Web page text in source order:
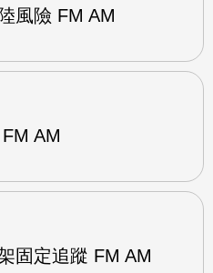
風險 FM AM
AM
固定追蹤 FM AM